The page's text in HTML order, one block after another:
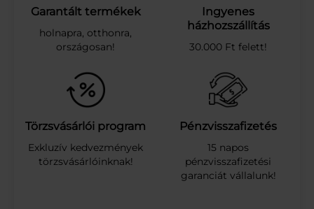
E
C
O
O
M
B
I
A
N
E
Garantált termékek
holnapra, otthonra,
országosan!
Ingyenes
házhozszállítás
30.000 Ft felett!
Törzsvásárlói program
Exkluzív kedvezmények
törzsvásárlóinknak!
Pénzvisszafizetés
15 napos
pénzvisszafizetési
garanciát vállalunk!